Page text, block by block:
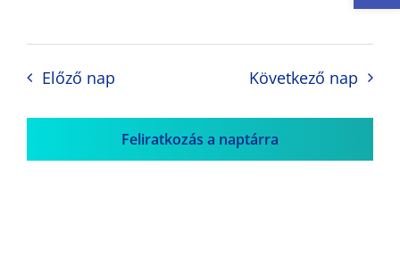
Előző nap Következő nap
Feliratkozás a naptárra